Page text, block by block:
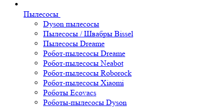
Пылесосы
Dyson пылесосы
Пылесосы / Швабры Bissel
Пылесосы Dreame
Робот-пылесосы Dreame
Робот-пылесосы Neabot
Робот-пылесосы Roborock
Робот-пылесосы Xiaomi
Роботы Ecovacs
Роботы-пылесосы Dyson